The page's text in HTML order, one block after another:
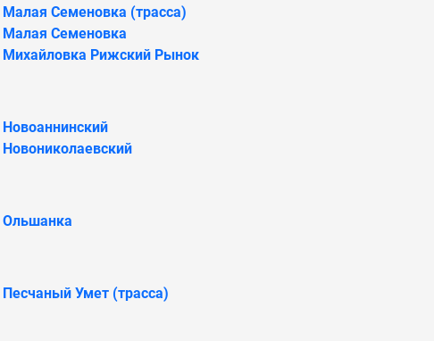
Малая Семеновка (трасса)
Малая Семеновка
Михайловка Рижский Рынок
Новоаннинский
Новониколаевский
Ольшанка
Песчаный Умет (трасса)